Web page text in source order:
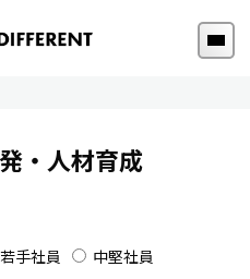
・人材育成
若手社員
中堅社員